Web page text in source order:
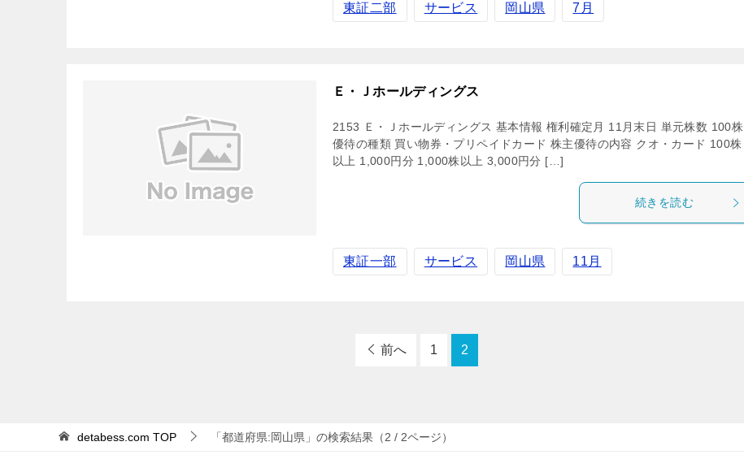
東証二部 サービス 岡山県 7月
Ｅ・Ｊホールディングス
2153 Ｅ・Ｊホールディングス 基本情報 権利確定月 11月末日 単元株数 100株
優待の種類 買い物券・プリペイドカード 株主優待の内容 クオ・カード 100株
以上 1,000円分 1,000株以上 3,000円分 […]
続きを読む
東証一部 サービス 岡山県 11月
前へ 1 2
detabess.com TOP 「都道府県:岡山県」の検索結果（2 / 2ページ）